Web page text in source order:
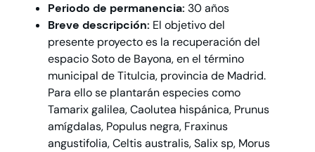
Periodo de permanencia: 30 años
Breve descripción: El objetivo del
presente proyecto es la recuperación del
espacio Soto de Bayona, en el término
municipal de Titulcia, provincia de Madrid.
Para ello se plantarán especies como
Tamarix galilea, Caolutea hispánica, Prunus
amígdalas, Populus negra, Fraxinus
angustifolia, Celtis australis, Salix sp, Morus